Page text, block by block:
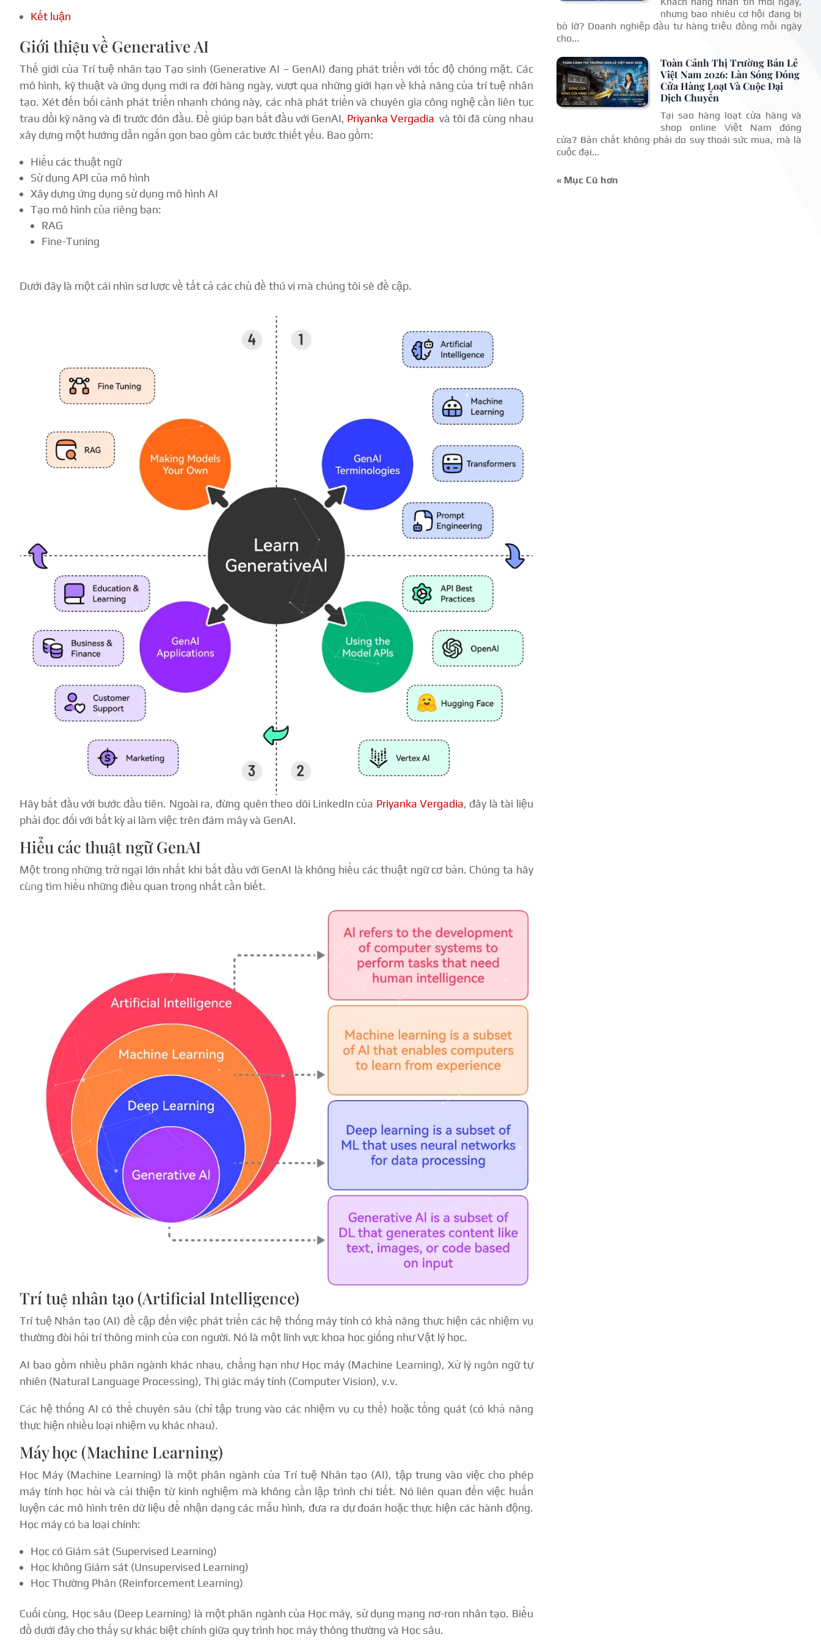
Kết luận
Giới thiệu về Generative AI
Thế giới của Trí tuệ nhân tạo Tạo sinh (Generative AI – GenAI) đang phát triển với tốc độ chóng mặt. Các
mô hình, kỹ thuật và ứng dụng mới ra đời hàng ngày, vượt qua những giới hạn về khả năng của trí tuệ nhân
tạo. Xét đến bối cảnh phát triển nhanh chóng này, các nhà phát triển và chuyên gia công nghệ cần liên tục
trau dồi kỹ năng và đi trước đón đầu. Để giúp bạn bắt đầu với GenAI, Priyanka Vergadia và tôi đã cùng nhau
xây dựng một hướng dẫn ngắn gọn bao gồm các bước thiết yếu. Bao gồm:
Hiểu các thuật ngữ
Sử dụng API của mô hình
Xây dựng ứng dụng sử dụng mô hình AI
Tạo mô hình của riêng bạn:
RAG
Fine-Tuning
Dưới đây là một cái nhìn sơ lược về tất cả các chủ đề thú vị mà chúng tôi sẽ đề cập.
Hãy bắt đầu với bước đầu tiên. Ngoài ra, đừng quên theo dõi LinkedIn của Priyanka Vergadia, đây là tài liệu
phải đọc đối với bất kỳ ai làm việc trên đám mây và GenAI.
Hiểu các thuật ngữ GenAI
Một trong những trở ngại lớn nhất khi bắt đầu với GenAI là không hiểu các thuật ngữ cơ bản. Chúng ta hãy
cùng tìm hiểu những điều quan trọng nhất cần biết.
Trí tuệ nhân tạo (Artificial Intelligence)
Trí tuệ Nhân tạo (AI) đề cập đến việc phát triển các hệ thống máy tính có khả năng thực hiện các nhiệm vụ
thường đòi hỏi trí thông minh của con người. Nó là một lĩnh vực khoa học giống như Vật lý học.
AI bao gồm nhiều phân ngành khác nhau, chẳng hạn như Học máy (Machine Learning), Xử lý ngôn ngữ tự
nhiên (Natural Language Processing), Thị giác máy tính (Computer Vision), v.v.
Các hệ thống AI có thể chuyên sâu (chỉ tập trung vào các nhiệm vụ cụ thể) hoặc tổng quát (có khả năng
thực hiện nhiều loại nhiệm vụ khác nhau).
Máy học (Machine Learning)
Học Máy (Machine Learning) là một phân ngành của Trí tuệ Nhân tạo (AI), tập trung vào việc cho phép
máy tính học hỏi và cải thiện từ kinh nghiệm mà không cần lập trình chi tiết. Nó liên quan đến việc huấn
luyện các mô hình trên dữ liệu để nhận dạng các mẫu hình, đưa ra dự đoán hoặc thực hiện các hành động.
Học máy có ba loại chính:
Học có Giám sát (Supervised Learning)
Học không Giám sát (Unsupervised Learning)
Học Thường Phân (Reinforcement Learning)
Cuối cùng, Học sâu (Deep Learning) là một phân ngành của Học máy, sử dụng mạng nơ-ron nhân tạo. Biểu
đồ dưới đây cho thấy sự khác biệt chính giữa quy trình học máy thông thường và Học sâu.
nhưng bao nhiêu cơ hội đang bị
bỏ lỡ? Doanh nghiệp đầu tư hàng triệu đồng mỗi ngày
cho...
Toàn Cảnh Thị Trường Bán Lẻ
Việt Nam 2026: Làn Sóng Đóng
Cửa Hàng Loạt Và Cuộc Đại
Dịch Chuyển
Tại sao hàng loạt cửa hàng và
shop online Việt Nam đóng
cửa? Bản chất không phải do suy thoái sức mua, mà là
cuộc đại...
« Mục Cũ hơn